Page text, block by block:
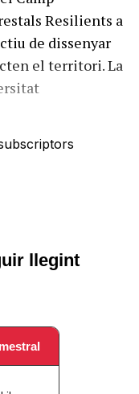
Resilients a
de dissenyar
el territori. La